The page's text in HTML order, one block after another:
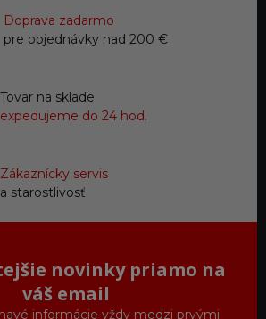
Doprava zadarmo
pre objednávky nad 200 €
Tovar na sklade
expedujeme do 24 hod.
Zákaznícky servis
a starostlivosť
novinky priamo na
váš email
informácie vždy medzi prvými